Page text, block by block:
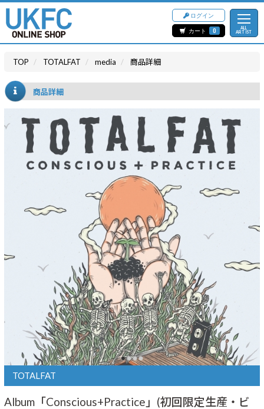
ログイン
カート
0
ALL
ARTIST
TOP TOTALFAT media 商品詳細
商品詳細
TOTALFAT
Album「Conscious+Practice」(初回限定生産・ビ